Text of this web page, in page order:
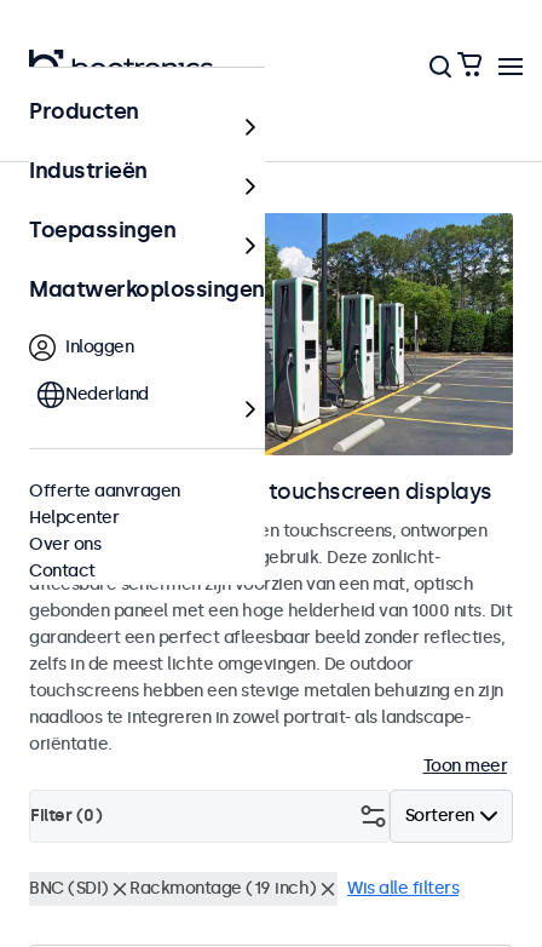
Home
Outdoor monitoren en touchscreen displays
Weersbestendige monitoren en touchscreens, ontworpen
voor zowel binnen- als buitengebruik. Deze zonlicht-
afleesbare schermen zijn voorzien van een mat, optisch
gebonden paneel met een hoge helderheid van 1000 nits. Dit
garandeert een perfect afleesbaar beeld zonder reflecties,
zelfs in de meest lichte omgevingen. De outdoor
touchscreens hebben een stevige metalen behuizing en zijn
naadloos te integreren in zowel portrait- als landscape-
oriëntatie.
Toon meer
Sorteren
Filter (0)
BNC (SDI) Rackmontage (19 inch) Wis alle filters
Producten
Industrieën
Toepassingen
Maatwerkoplossingen
Inloggen
Nederland
Offerte aanvragen
Helpcenter
Over ons
Contact